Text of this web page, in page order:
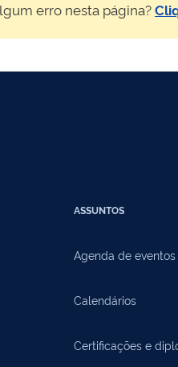
erro nesta página?
ASSUNTOS
Agenda de eventos
Calendários
Certificações e